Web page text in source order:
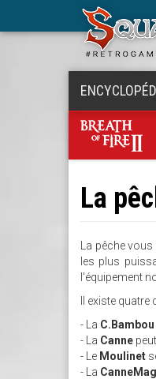
La
La pêche
les plus
l'équipement
Il existe
- La C.Bambou
- La Canne
- Le Moulinet
- La CanneMag